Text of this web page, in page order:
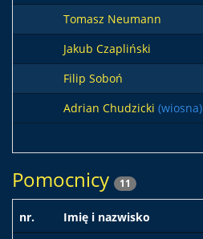
Tomasz Neumann
Jakub Czapliński
Filip Soboń
Adrian Chudzicki (wiosna)
Pomocnicy 11
nr. Imię i nazwisko